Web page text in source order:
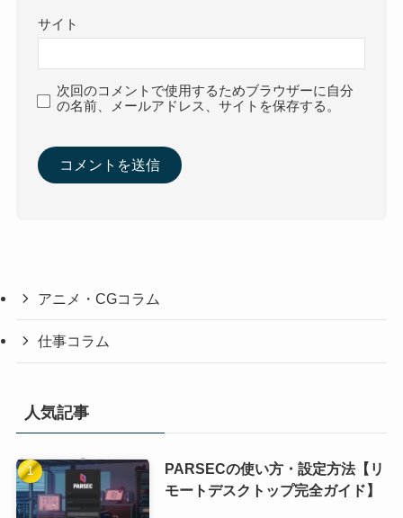
サイト
次回のコメントで使用するためブラウザーに自分
の名前、メールアドレス、サイトを保存する。
アニメ・CGコラム
仕事コラム
人気記事
PARSECの使い方・設定方法【リ
モートデスクトップ完全ガイド】